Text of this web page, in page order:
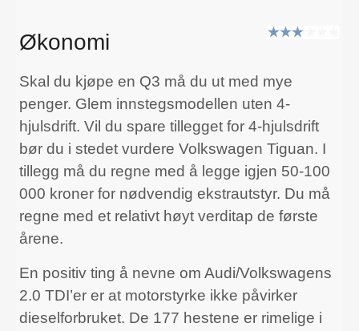
Økonomi
Skal du kjøpe en Q3 må du ut med mye
penger. Glem innstegsmodellen uten 4-
hjulsdrift. Vil du spare tillegget for 4-hjulsdrift
bør du i stedet vurdere Volkswagen Tiguan. I
tillegg må du regne med å legge igjen 50-100
000 kroner for nødvendig ekstrautstyr. Du må
regne med et relativt høyt verditap de første
årene.
En positiv ting å nevne om Audi/Volkswagens
2.0 TDI’er er at motorstyrke ikke påvirker
dieselforbruket. De 177 hestene er rimelige i